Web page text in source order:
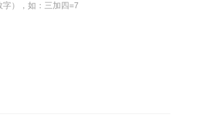
），如：三加四=7